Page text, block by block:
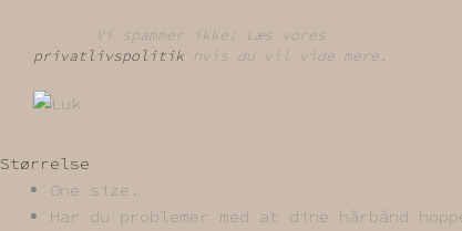
Vi spammer ikke! Læs vores
privatlivspolitik hvis du vil vide mere.
Størrelse
One size.
Har du problemer med at dine hårbånd